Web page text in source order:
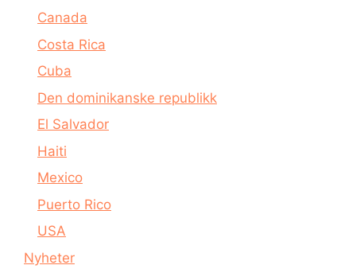
Canada
Costa Rica
Cuba
Den dominikanske republikk
El Salvador
Haiti
Mexico
Puerto Rico
USA
Nyheter